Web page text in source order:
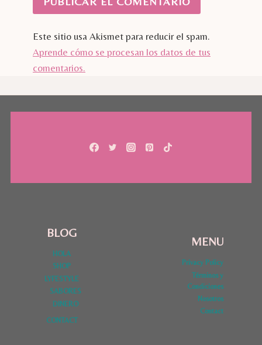
Este sitio usa Akismet para reducir el spam.
Aprende cómo se procesan los datos de tus
comentarios.
BLOG
HOLA
SHOP
LYFESTYLE
SABORES
DINERO
CONTACT
MENU
Privacy Policy
Términos y
Condiciones
Nosotros
Contact